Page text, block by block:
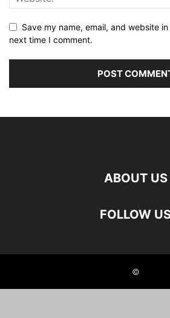
Save my name, email, and website
next time I comment.
ABOUT US
FOLLOW
©